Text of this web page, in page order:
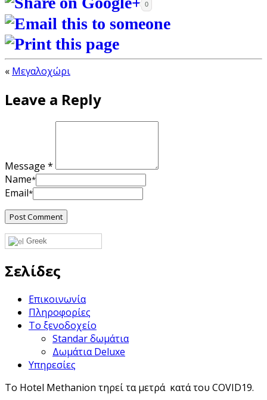
0
« Μεγαλοχώρι
Leave a Reply
Message *
Name*
Email*
Greek
Σελίδες
Επικοινωνία
Πληροφορίες
Το ξενοδοχείο
Standar δωμάτια
Δωμάτια Deluxe
Υπηρεσίες
Το Hotel Methanion τηρεί τα μετρά κατά του COVID19.